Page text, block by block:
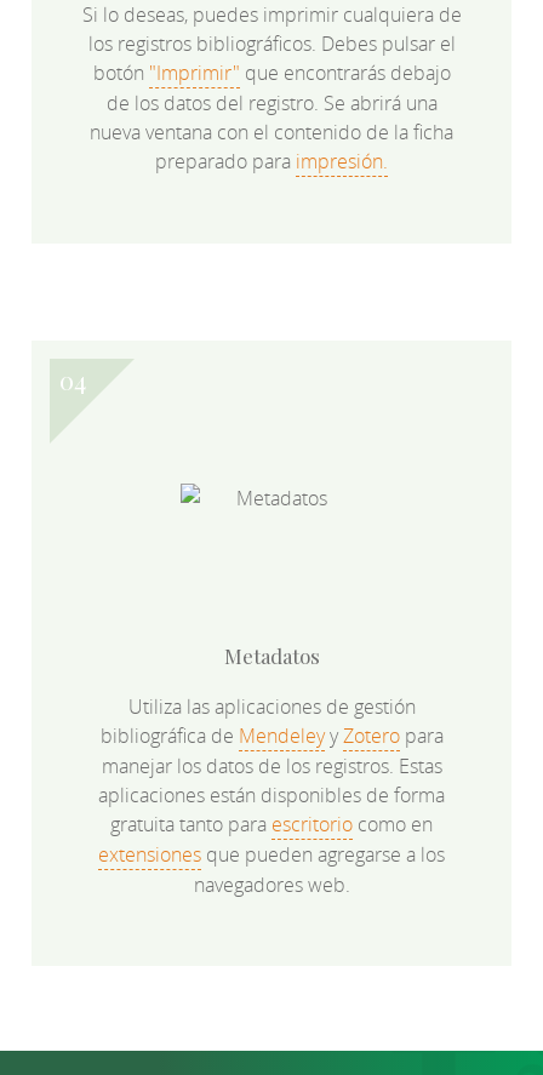
Si lo deseas, puedes imprimir cualquiera de
los registros bibliográficos. Debes pulsar el
botón "Imprimir" que encontrarás debajo
de los datos del registro. Se abrirá una
nueva ventana con el contenido de la ficha
preparado para impresión.
Metadatos
Utiliza las aplicaciones de gestión
bibliográfica de MendeleyyZoteropara
manejar los datos de los registros. Estas
aplicaciones están disponibles de forma
gratuita tanto para escritorio como en
extensiones que pueden agregarse a los
navegadores web.